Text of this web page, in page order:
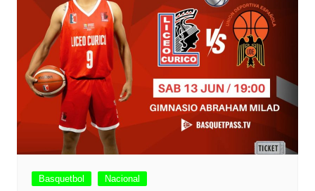
Basquetbol Nacional